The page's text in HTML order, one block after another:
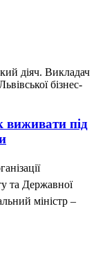
діяч. Викладач
бізнес-
виживати під
та Державної
міністр –